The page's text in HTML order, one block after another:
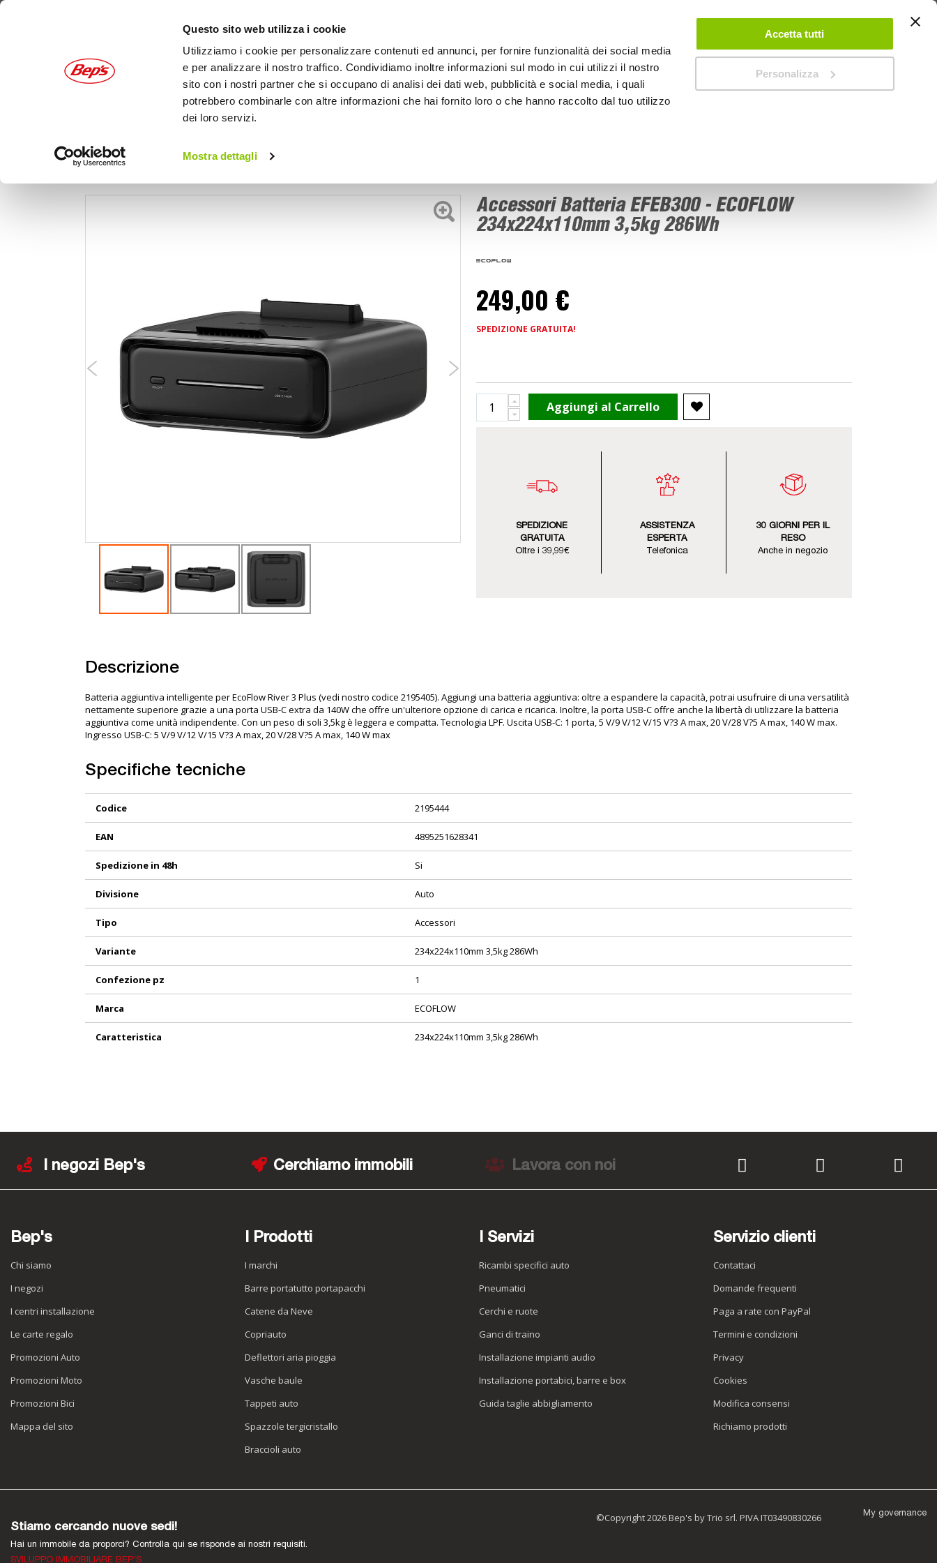
Questo sito web utilizza i cookie
Utilizziamo i cookie per personalizzare contenuti ed annunci, per fornire funzionalità dei social media
e per analizzare il nostro traffico. Condividiamo inoltre informazioni sul modo in cui utilizzi il nostro
sito con i nostri partner che si occupano di analisi dei dati web, pubblicità e social media, i quali
potrebbero combinarle con altre informazioni che hai fornito loro o che hanno raccolto dal tuo utilizzo
dei loro servizi.
Mostra dettagli
Accetta tutti
Personalizza
CONTATTACI NEGOZI IL MIO NEGOZIO
Accessori Batteria EFEB300 - ECOFLOW
234x224x110mm 3,5kg 286Wh
249,00 €
SPEDIZIONE GRATUITA!
Aggiungi al Carrello
SPEDIZIONE
GRATUITA
Oltre i 39,99€
ASSISTENZA
ESPERTA
Telefonica
30 GIORNI PER IL
RESO
Anche in negozio
Descrizione
Batteria aggiuntiva intelligente per EcoFlow River 3 Plus (vedi nostro codice 2195405). Aggiungi una batteria aggiuntiva: oltre a espandere la capacità, potrai usufruire di una versatilità
nettamente superiore grazie a una porta USB-C extra da 140W che offre un'ulteriore opzione di carica e ricarica. Inoltre, la porta USB-C offre anche la libertà di utilizzare la batteria
aggiuntiva come unità indipendente. Con un peso di soli 3,5kg è leggera e compatta. Tecnologia LPF. Uscita USB-C: 1 porta, 5 V/9 V/12 V/15 V?3 A max, 20 V/28 V?5 A max, 140 W max.
Ingresso USB-C: 5 V/9 V/12 V/15 V?3 A max, 20 V/28 V?5 A max, 140 W max
Specifiche tecniche
Informazioni
Codice 2195444
EAN 4895251628341
Spedizione in 48h Si
Divisione Auto
Tipo Accessori
Variante 234x224x110mm 3,5kg 286Wh
Confezione pz 1
Marca ECOFLOW
Caratteristica 234x224x110mm 3,5kg 286Wh
I negozi Bep's Cerchiamo immobili Lavora con noi
Bep's
Chi siamo
I negozi
I centri installazione
Le carte regalo
Promozioni Auto
Promozioni Moto
Promozioni Bici
Mappa del sito
I Prodotti
I marchi
Barre portatutto portapacchi
Catene da Neve
Copriauto
Deflettori aria pioggia
Vasche baule
Tappeti auto
Spazzole tergicristallo
Braccioli auto
I Servizi
Ricambi specifici auto
Pneumatici
Cerchi e ruote
Ganci di traino
Installazione impianti audio
Installazione portabici, barre e box
Guida taglie abbigliamento
Servizio clienti
Contattaci
Domande frequenti
Paga a rate con PayPal
Termini e condizioni
Privacy
Cookies
Modifica consensi
Richiamo prodotti
Stiamo cercando nuove sedi!
Hai un immobile da proporci? Controlla qui se risponde ai nostri requisiti.
SVILUPPO IMMOBILIARE BEP'S
My governance
©Copyright 2026 Bep's by Trio srl. PIVA IT03490830266